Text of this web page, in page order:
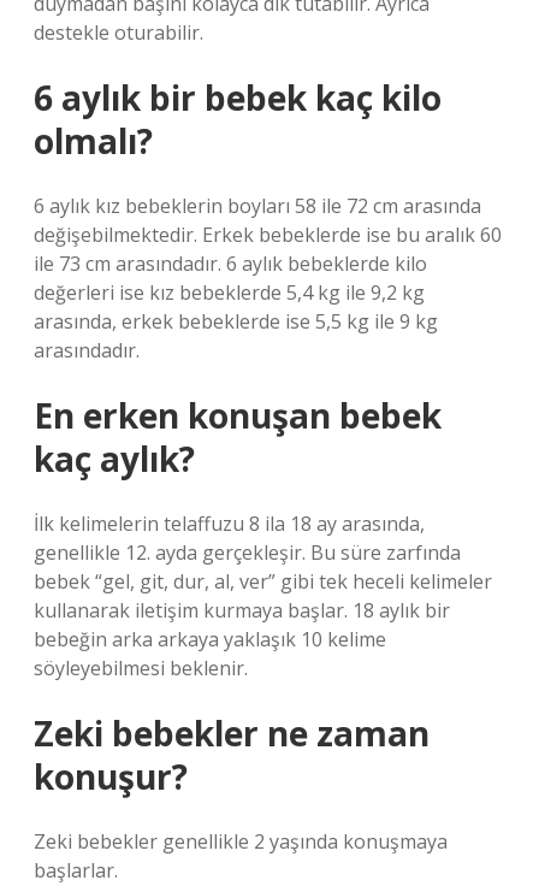
destekle oturabilir.
6 aylık bir bebek kaç kilo
olmalı?
6 aylık kız bebeklerin boyları 58 ile 72 cm arasında
değişebilmektedir. Erkek bebeklerde ise bu aralık 60
ile 73 cm arasındadır. 6 aylık bebeklerde kilo
değerleri ise kız bebeklerde 5,4 kg ile 9,2 kg
arasında, erkek bebeklerde ise 5,5 kg ile 9 kg
arasındadır.
En erken konuşan bebek
kaç aylık?
İlk kelimelerin telaffuzu 8 ila 18 ay arasında,
genellikle 12. ayda gerçekleşir. Bu süre zarfında
bebek “gel, git, dur, al, ver” gibi tek heceli kelimeler
kullanarak iletişim kurmaya başlar. 18 aylık bir
bebeğin arka arkaya yaklaşık 10 kelime
söyleyebilmesi beklenir.
Zeki bebekler ne zaman
konuşur?
Zeki bebekler genellikle 2 yaşında konuşmaya
başlarlar.